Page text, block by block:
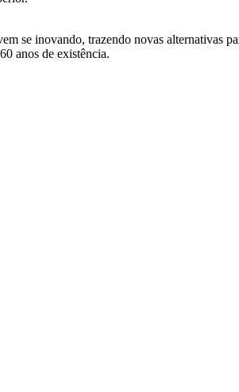
se inovando, trazendo novas alternativas
anos de existência.